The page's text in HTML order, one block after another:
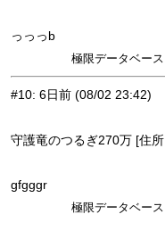
っっっb
極限データベー
#10: 6日前 (08/02 23:42)
守護竜のつるぎ270万 [住
gfgggr
極限データベー